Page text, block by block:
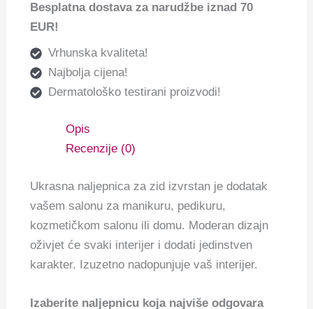
Besplatna dostava za narudžbe iznad 70
EUR!
Vrhunska kvaliteta!
Najbolja cijena!
Dermatološko testirani proizvodi!
Opis
Recenzije (0)
Ukrasna naljepnica za zid izvrstan je dodatak
vašem salonu za manikuru, pedikuru,
kozmetičkom salonu ili domu. Moderan dizajn
oživjet će svaki interijer i dodati jedinstven
karakter. Izuzetno nadopunjuje vaš interijer.
Izaberite naljepnicu koja najviše odgovara